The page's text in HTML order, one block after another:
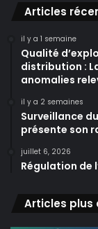
Articles
il y a 1 semaine
Qualité
distribution :
anomalies
il y a 2 semaines
Surveillance
présente son
juillet 6, 2026
Régulation de
Articles plus